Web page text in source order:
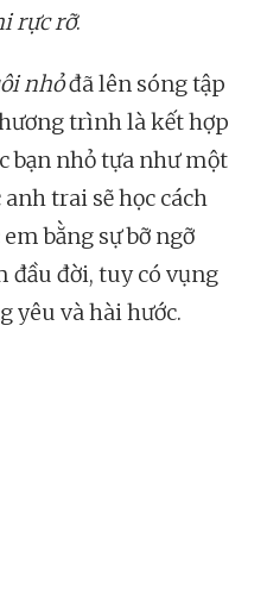
rực rỡ.
nhỏđã lên sóng tập
trình là kết hợp
bạn nhỏ tựa như một
trai sẽ học cách
bằng sự bỡ ngỡ
đầu đời, tuy có vụng
yêu và hài hước.